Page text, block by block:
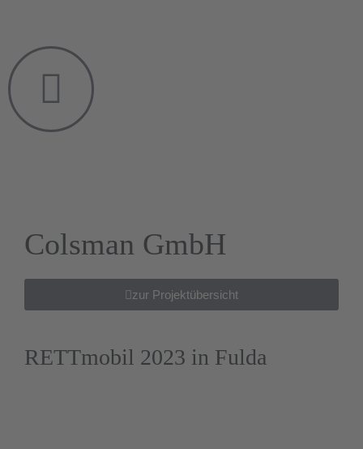
Colsman GmbH
zur Projektübersicht
RETTmobil 2023 in Fulda